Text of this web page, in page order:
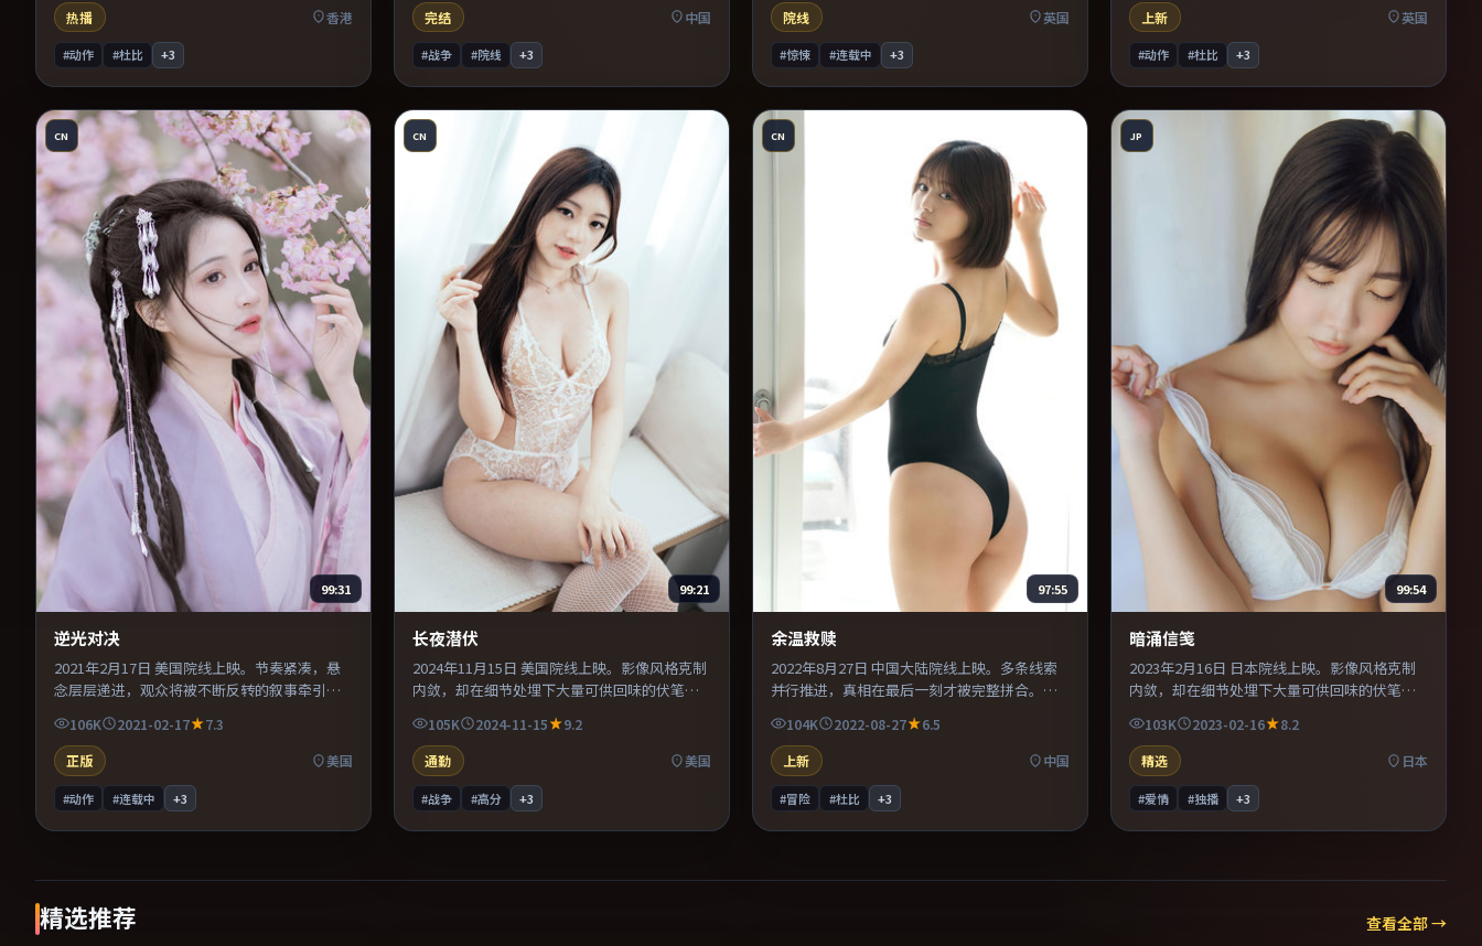
二刷细品台词与构图。
热播
香港
#动作 #杜比 +3
细品台词与构图。
完结
中国
#战争 #院线 +3
口碑潜力不俗。
院线
英国
#惊悚 #连载中 +3
后劲较足。
上新
英国
#动作 #杜比 +3
CN
99:31
逆光对决
2021年2月17日 美国院线上映。节奏紧凑，悬
念层层递进，观众将被不断反转的叙事牵引。
导演在镜头语言上大胆实验，长镜头与特写交
替强化压迫感。推荐给偏爱群像戏与命运母题
的影迷。
106K 2021-02-17
7.3
正版
美国
#动作 #连载中 +3
CN
99:21
长夜潜伏
2024年11月15日 美国院线上映。影像风格克制
内敛，却在细节处埋下大量可供回味的伏笔。
配乐与声场设计突出环境质感，使观众更易沉
浸其中。整体完成度较高，适合周末一口气看
完。
105K 2024-11-15
9.2
通勤
美国
#战争 #高分 +3
CN
97:55
余温救赎
2022年8月27日 中国大陆院线上映。多条线索
并行推进，真相在最后一刻才被完整拼合。导
演在镜头语言上大胆实验，长镜头与特写交替
强化压迫感。适合喜欢现实主义题材的观众，
情绪后劲较足。
104K 2022-08-27
6.5
上新
中国
#冒险 #杜比 +3
JP
99:54
暗涌信笺
2023年2月16日 日本院线上映。影像风格克制
内敛，却在细节处埋下大量可供回味的伏笔。
导演在镜头语言上大胆实验，长镜头与特写交
替强化压迫感。既有类型片爽感，也保留作者
表达，口碑潜力不俗。
103K 2023-02-16
8.2
精选
日本
#爱情 #独播 +3
精选推荐 查看全部 →